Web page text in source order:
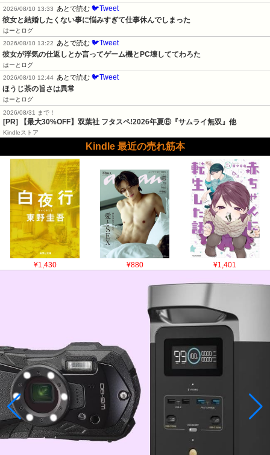
2026/08/10 13:33
あとで読む 🐦Tweet
彼女と結婚したくない事に悩みすぎて仕事休んでしまった
はーとログ
2026/08/10 13:22
あとで読む 🐦Tweet
彼女が浮気の仕返しとか言ってゲーム機とPC壊しててわろた
はーとログ
2026/08/10 12:44 あとで読む 🐦Tweet
ほうじ茶の旨さは異常
はーとログ
2026/08/31 まで！
[PR] 【最大30%OFF】双葉社 フタスペ!2026年夏⑥『サムライ無双』他
Kindleストア
Kindle 最近の売れ筋本
¥1,430 ¥880 ¥1,401